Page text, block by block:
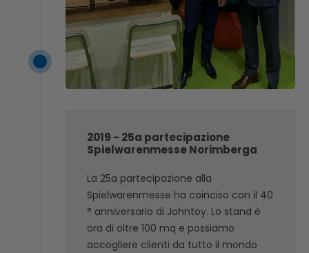
2019 - 25a partecipazione
Spielwarenmesse Norimberga
La 25a partecipazione alla
Spielwarenmesse ha coinciso con il 40
° anniversario di Johntoy. Lo stand è
ora di oltre 100 mq e possiamo
accogliere clienti da tutto il mondo